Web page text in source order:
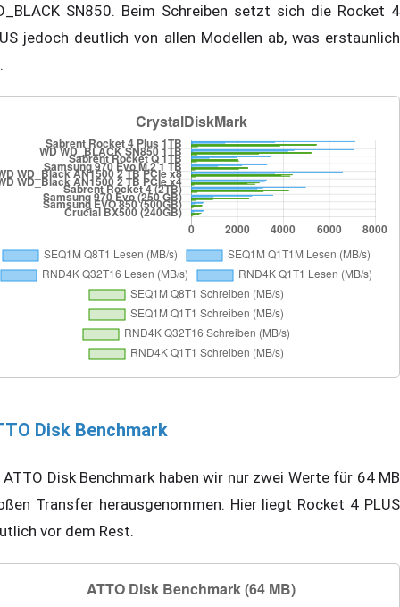
SN850. Beim Schreiben setzt sich die Rocket 4
jedoch deutlich von allen Modellen ab, was erstaunlich
Disk Benchmark
Disk Benchmark haben wir nur zwei Werte für 64 MB
Transfer herausgenommen. Hier liegt Rocket 4 PLUS
vor dem Rest.